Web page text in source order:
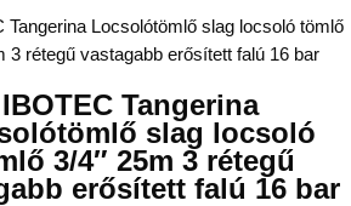
IBOTEC Tangerina
slag locsoló
3/4″ 25m 3 rétegű
erősített falú 16 bar